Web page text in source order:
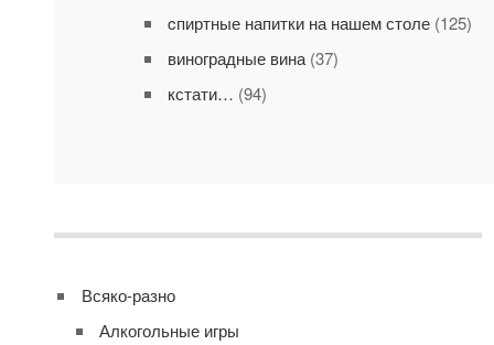
cпиртные напитки на нашем столе(125)
виноградные вина(37)
кстати… (94)
Всяко-разно
Алкогольные игры